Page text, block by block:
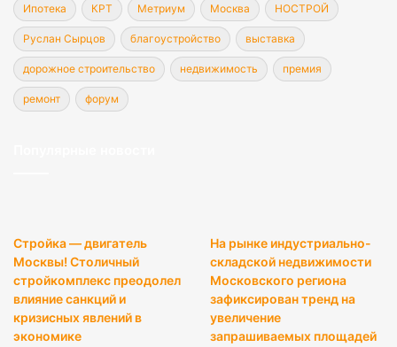
Ипотека КРТ Метриум Москва НОСТРОЙ
Руслан Сырцов благоустройство выставка
дорожное строительство недвижимость премия
ремонт форум
Стройка — двигатель
Москвы! Столичный
стройкомплекс преодолел
влияние санкций и
кризисных явлений в
экономике
На рынке индустриально-
складской недвижимости
Московского региона
зафиксирован тренд на
увеличение
запрашиваемых площадей